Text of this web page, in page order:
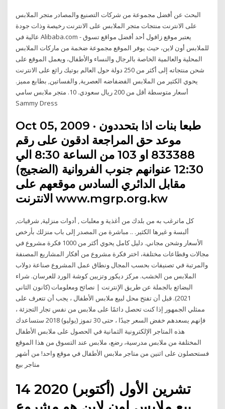
البحث عن أفضل مجموعة من شركات التصنيع والمصادر متجر الملابس
على الانترنت منتجات متجر الملابس على الانترنت رخيصة وذات جودة
عالية في Alibaba.com - يعتبر موقع زافول أحد أفضل مواقع تسوق
للملابس أون لاين، حيث يوفر الموقع مجموعة ضخمة من ماركات الملابس
المحلية والعالمية الخاصة بالرجال والنساء والأطفال، ويعمل الموقع على
شحن منتجاته إلى أكثر من 250 دولة حول العالم بوتيك رائع على الانترنت
يحوي الكثير من الملابس الفضفاضه العصرية, والفساتين, بطابع مميز.
أسعار متوسطة أقل من 200 ريال سعودي. 10. متجر ملابس سامي
Sammy Dress
Oct 05, 2009 · طبعا بنات اذا بتحددون
موعد حق المراجعة ادقون على رقم
833388 او 103 من الساعة 8:30 الي
12:30 عنوانهم جنوب الفروانية (الضجيج)
مقابل الدائري السادس موقعهم على
الانترنت www.mgrp.org.kw
كل ماترغب به من بلدك من أغذية و معلبات , أدوات منزلية, شرقيات,
ألبسة و غيرها الكثير. .. مباشرة من المصدر إلى باب منزلك بأرخص
الأسعار وشحن مجاني. دليل كامل يحوي أكثر من 1000 فكرة مشروع في
مجالات وقطاعات مختلفة، اختر فكرة مشروع من أفكار المشاريع المصنفة
والمرتبة في تصنيفات بحسب المجال ونطاق عمل المشروع صناعة دولاب
الملابس من الخشب. مركز ديكور وتزيين كوشة الورد للعرسان. شراء
البضائع بالجملة عن طريق الإنترنت | نصائح ومعلومات (كانون الثاني
2021). قبل أن تفتح محل لبيع ملابس الأطفال ، يجب أن تتعرف على
ممثلي الجمهور إذا كنت تحصل دائمًا على ملابس من نفس تجار التجزئة ،
فإنهم يسعدهم خفض السعر جيدًا ، حتى 30 تموز (يوليو) 2018 ستساعدك
هذه المتاجر الإلكترونية الثمانية في الحصول على ملابس الأطفال
المختلفة من ملابس مدرسية، رضع، ملابس عند التسوق من هذا الموقع
فستحصلون على اثنين من متاجر ملابس الأطفال في موقع واحد! من أشهر
متاجر بيع
14 تشرين الأول (أكتوبر) 2020